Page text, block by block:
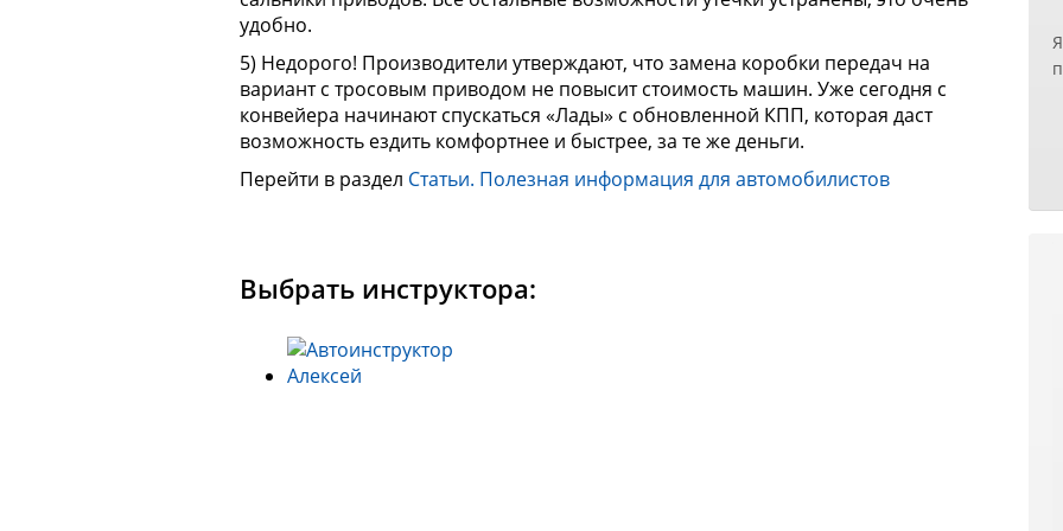
удобно.
5) Недорого! Производители утверждают, что замена коробки передач на
вариант с тросовым приводом не повысит стоимость машин. Уже сегодня с
конвейера начинают спускаться «Лады» с обновленной КПП, которая даст
возможность ездить комфортнее и быстрее, за те же деньги.
Перейти в раздел Статьи. Полезная информация для автомобилистов
Выбрать инструктора: